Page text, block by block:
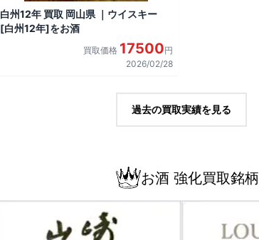
白州12年 買取 岡山県 ｜ウイスキー
[白州12年]をお酒
買取価格 17500円
2026/02/28
過去の買取実績を見る
お酒 強化買取銘柄